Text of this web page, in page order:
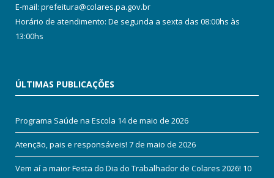
E-mail: prefeitura@colares.pa.gov.br
Horário de atendimento: De segunda a sexta das 08:00hs às
13:00hs
ÚLTIMAS PUBLICAÇÕES
Programa Saúde na Escola 14 de maio de 2026
Atenção, pais e responsáveis! 7 de maio de 2026
Vem aí a maior Festa do Dia do Trabalhador de Colares 2026! 10